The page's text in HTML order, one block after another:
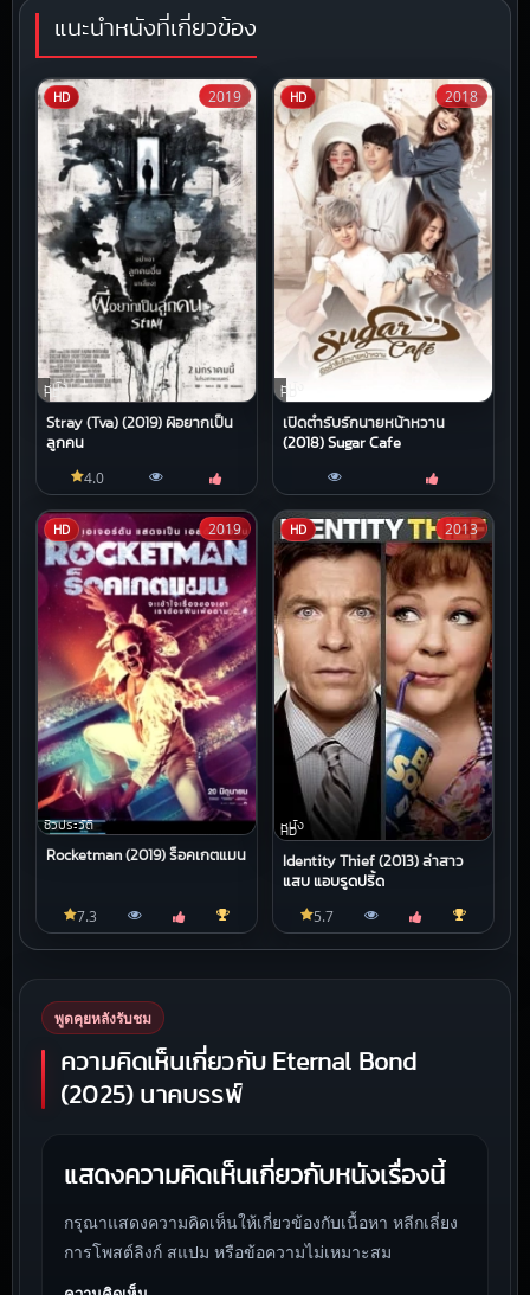
แนะนำหนังที่เกี่ยวข้อง
HD
หนัง
HD
Stray (Tva) (2019) ผีอยากเป็น
ลูกคน
2019
4.0
HD
หนัง
HD
เปิดตำรับรักนายหน้าหวาน
(2018) Sugar Cafe
2018
HD
ชีวประวัติ
Rocketman (2019) ร็อคเกตแมน
2019
7.3
HD
หนัง
HD
Identity Thief (2013) ล่าสาว
แสบ แอบรูดปรื้ด
2013
5.7
พูดคุยหลังรับชม
ความคิดเห็นเกี่ยวกับ Eternal Bond
(2025) นาคบรรพ์
แสดงความคิดเห็นเกี่ยวกับหนังเรื่องนี้
กรุณาแสดงความคิดเห็นให้เกี่ยวข้องกับเนื้อหา หลีกเลี่ยง
การโพสต์ลิงก์ สแปม หรือข้อความไม่เหมาะสม